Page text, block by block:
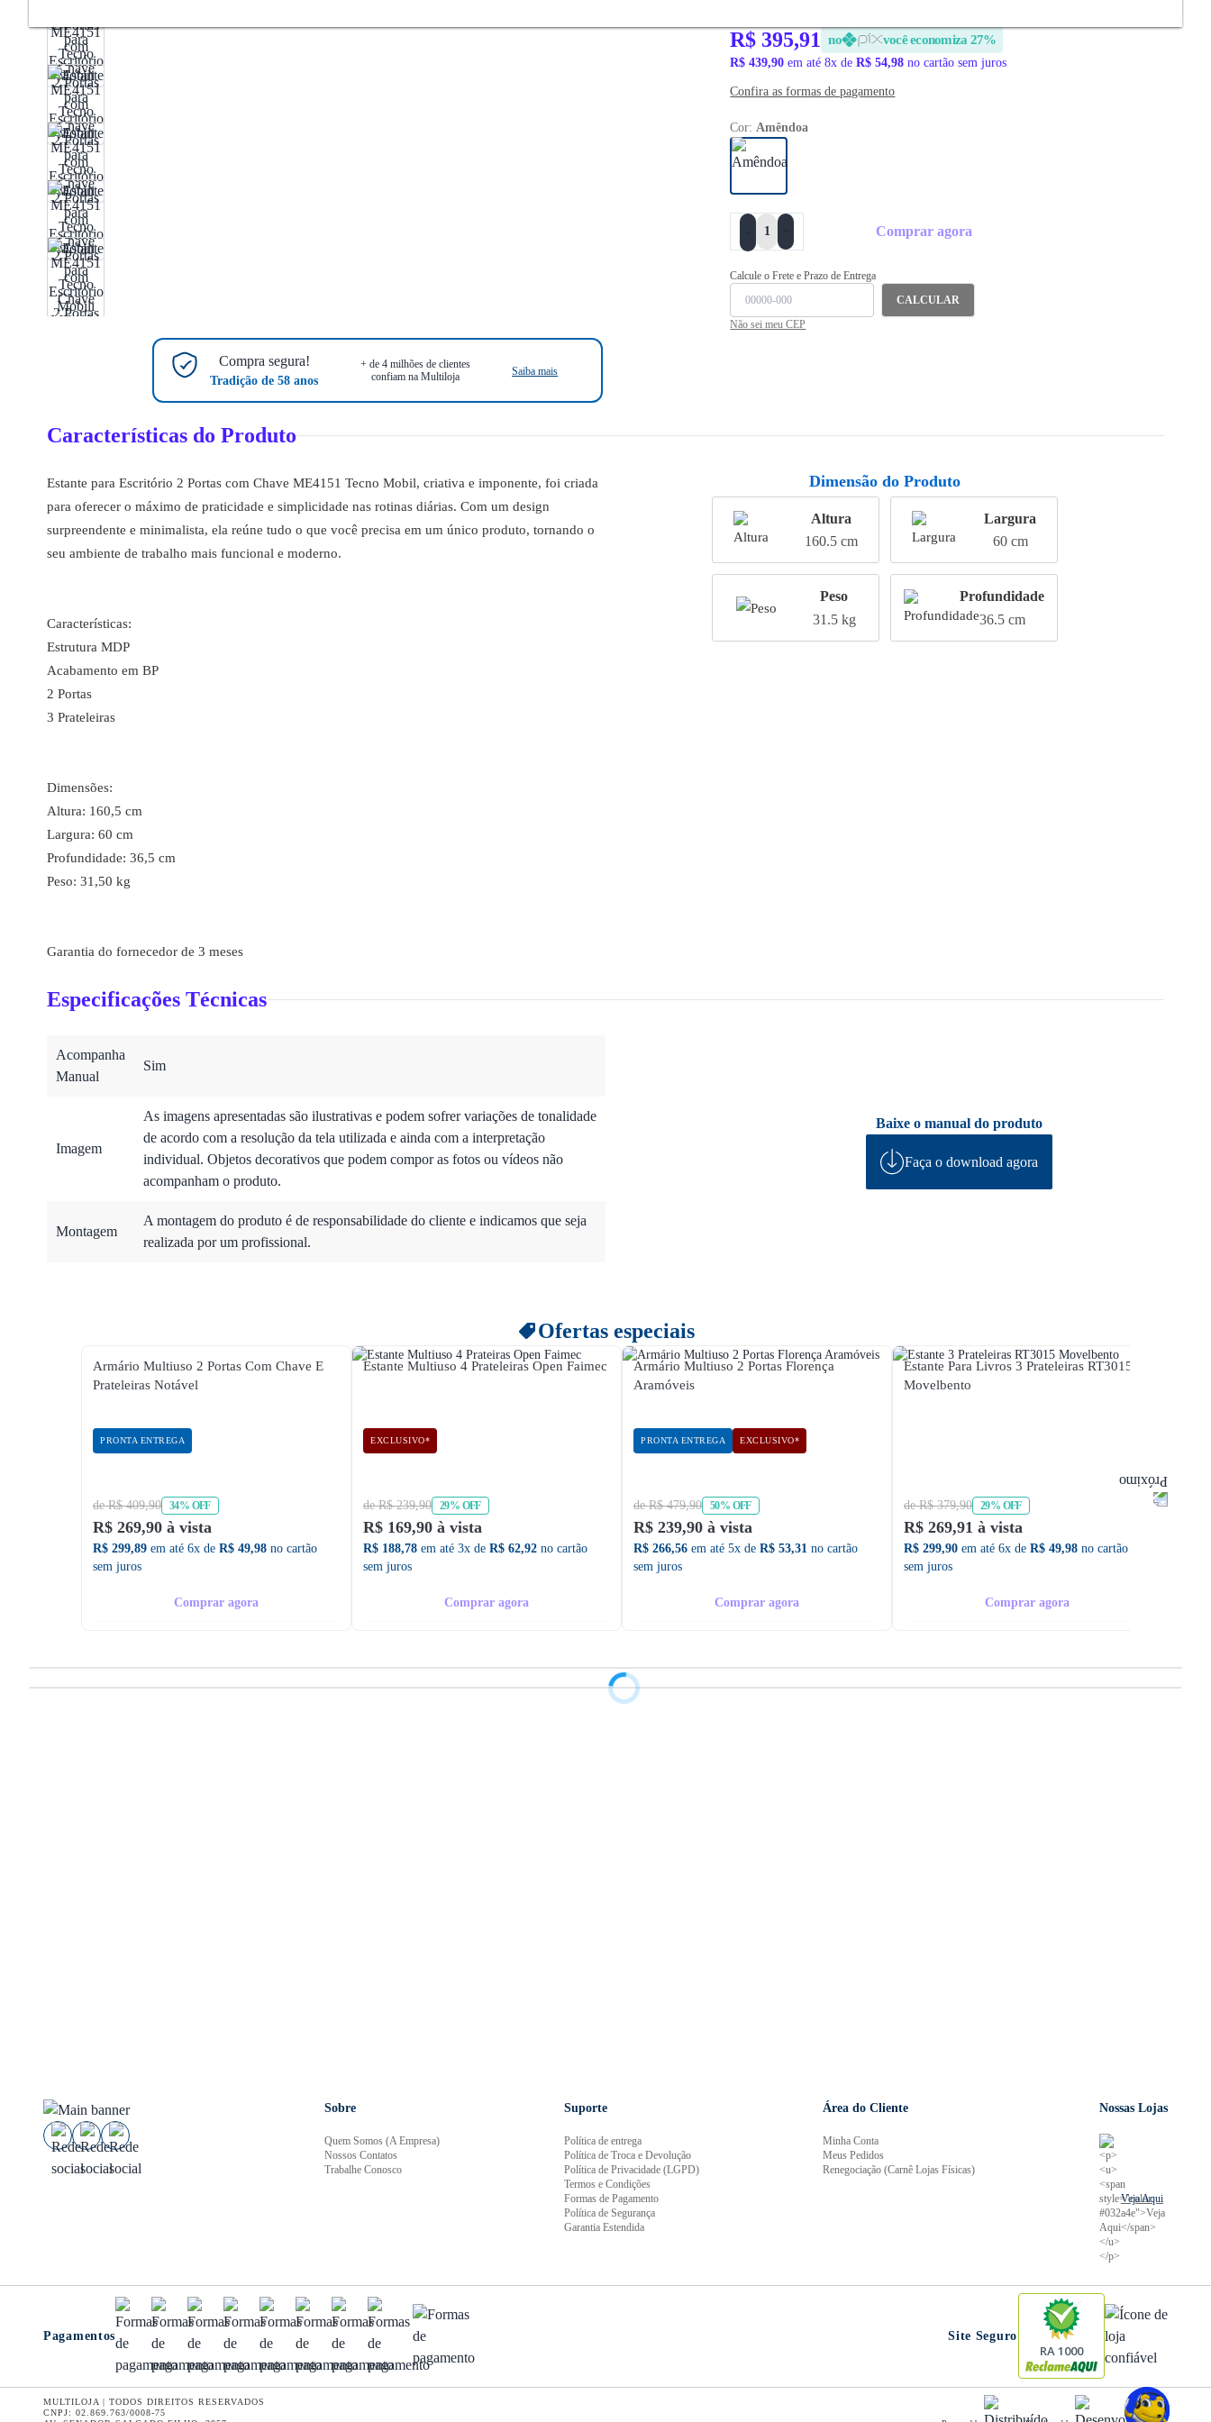
Compra segura!
Tradição de 58 anos
+ de 4 milhões de clientes
confiam na Multiloja
Saiba mais
R$ 395,91 no você economiza 27%
R$ 439,90 em até 8x deR$ 54,98 no cartão sem juros
Confira as formas de pagamento
Cor:Amêndoa
Comprar agora
Calcule o Frete e Prazo de Entrega
CALCULAR
Não sei meu CEP
Características do Produto
Estante para Escritório 2 Portas com Chave ME4151 Tecno Mobil, criativa e imponente, foi criada
para oferecer o máximo de praticidade e simplicidade nas rotinas diárias. Com um design
surpreendente e minimalista, ela reúne tudo o que você precisa em um único produto, tornando o
seu ambiente de trabalho mais funcional e moderno.
Características:
Estrutura MDP
Acabamento em BP
2 Portas
3 Prateleiras
Dimensões:
Altura: 160,5 cm
Largura: 60 cm
Profundidade: 36,5 cm
Peso: 31,50 kg
Garantia do fornecedor de 3 meses
Dimensão do Produto
Altura
160.5 cm
Largura
60 cm
Peso
31.5 kg
Profundidade
36.5 cm
Especificações Técnicas
Acompanha
Manual
Sim
Imagem
As imagens apresentadas são ilustrativas e podem sofrer variações de tonalidade
de acordo com a resolução da tela utilizada e ainda com a interpretação
individual. Objetos decorativos que podem compor as fotos ou vídeos não
acompanham o produto.
Montagem
A montagem do produto é de responsabilidade do cliente e indicamos que seja
realizada por um profissional.
Baixe o manual do produto
Faça o download agora
Ofertas especiais
Armário Multiuso 2 Portas Com Chave E
Prateleiras Notável
PRONTA ENTREGA
de R$ 409,90 34% OFF
R$ 269,90 à vista
R$ 299,89 em até 6x de R$ 49,98 no cartão
sem juros
Comprar agora
Estante Multiuso 4 Prateleiras Open Faimec
EXCLUSIVO*
de R$ 239,90 29% OFF
R$ 169,90 à vista
R$ 188,78 em até 3x de R$ 62,92 no cartão
sem juros
Comprar agora
Armário Multiuso 2 Portas Florença
Aramóveis
PRONTA ENTREGA EXCLUSIVO*
de R$ 479,90 50% OFF
R$ 239,90 à vista
R$ 266,56 em até 5x de R$ 53,31 no cartão
sem juros
Comprar agora
Estante Para Livros 3 Prateleiras RT3015
Movelbento
de R$ 379,90 29% OFF
R$ 269,91 à vista
R$ 299,90 em até 6x de R$ 49,98 no cartão
sem juros
Comprar agora
Sobre
Quem Somos (A Empresa)
Nossos Contatos
Trabalhe Conosco
Suporte
Política de entrega
Política de Troca e Devolução
Política de Privacidade (LGPD)
Termos e Condições
Formas de Pagamento
Política de Segurança
Garantia Estendida
Área do Cliente
Minha Conta
Meus Pedidos
Renegociação (Carnê Lojas Físicas)
Nossas Lojas
Veja Aqui
Pagamentos Site Seguro
RA 1000
MULTILOJA | TODOS DIREITOS RESERVADOS
CNPJ: 02.869.763/0008-75